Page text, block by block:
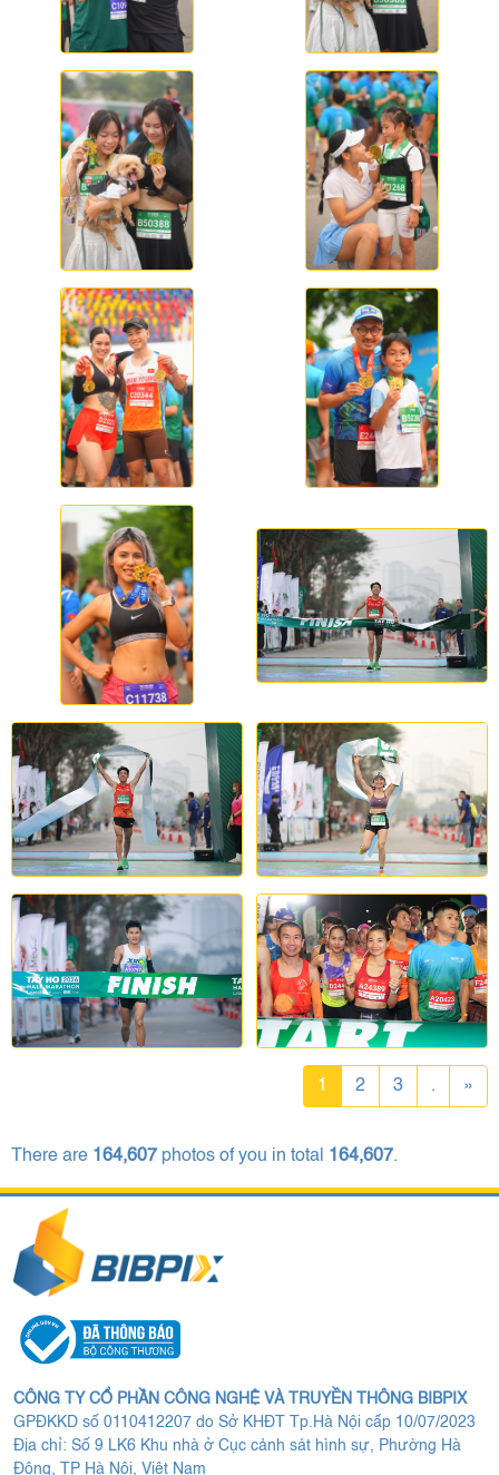
1 2 3 . »
There are 164,607 photos of you in total 164,607.
CÔNG TY CỔ PHẦN CÔNG NGHỆ VÀ TRUYỀN THÔNG BIBPIX
GPĐKKD số 0110412207 do Sở KHĐT Tp.Hà Nội cấp 10/07/2023
Địa chỉ: Số 9 LK6 Khu nhà ở Cục cảnh sát hình sự, Phường Hà
Đông, TP Hà Nội, Việt Nam